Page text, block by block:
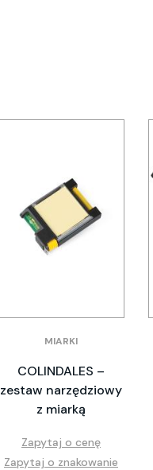
MIARKI
COLINDALES –
zestaw narzędziowy
z miarką
Zapytaj o cenę
Zapytaj o znakowanie